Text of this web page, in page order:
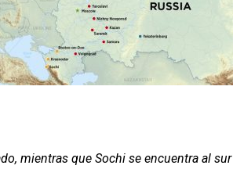
mientras que Sochi se encuentra al sur